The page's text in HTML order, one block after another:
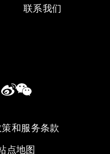
联系我们
策和服务条款
点地图